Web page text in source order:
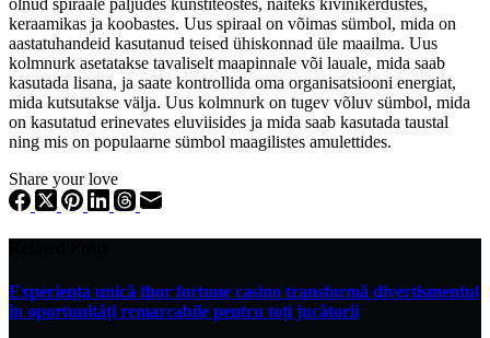
olnud spiraale paljudes kunstiteostes, näiteks kivinikerdustes,
keraamikas ja koobastes. Uus spiraal on võimas sümbol, mida on
aastatuhandeid kasutanud teised ühiskonnad üle maailma. Uus
kolmnurk asetatakse tavaliselt maapinnale või lauale, mida saab
kasutada lisana, ja saate kontrollida oma organisatsiooni energiat,
mida kutsutakse välja. Uus kolmnurk on tugev võluv sümbol, mida
on kasutatud erinevates eluviisides ja mida saab kasutada taustal
ning mis on populaarne sümbol maagilistes amulettides.
Share your love
Experiența unică thor fortune casino transformă divertismentul
în oportunități remarcabile pentru toți jucătorii